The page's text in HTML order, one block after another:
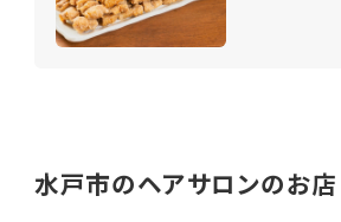
水戸市のヘアサロンのお店